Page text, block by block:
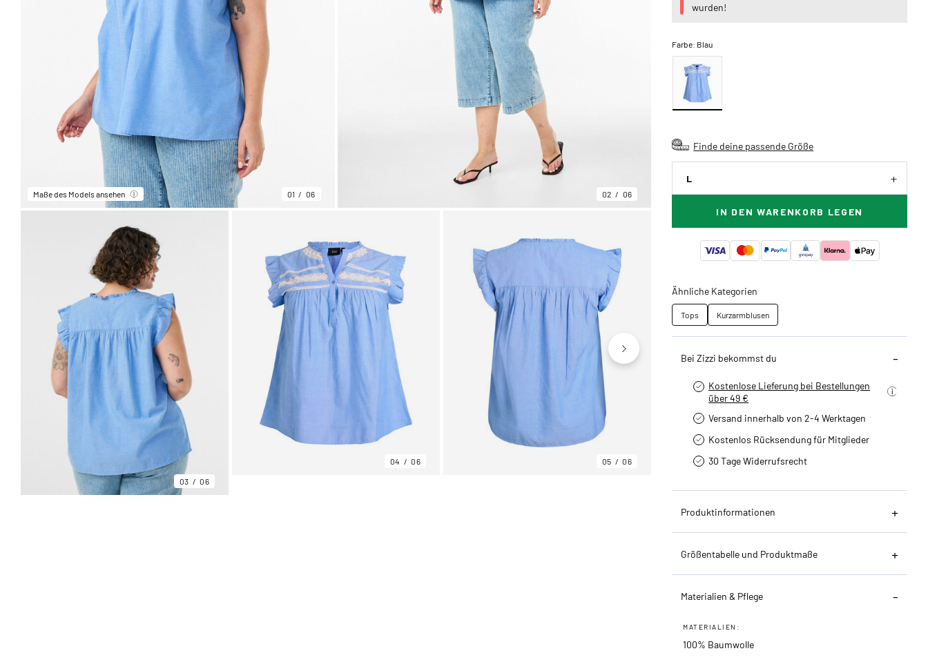
Maße des Models ansehen 01 06 02 06
03 06
04 06 05 06
wurden!
Farbe: Blau
Finde deine passende Größe
L
IN DEN WARENKORB LEGEN
Ähnliche Kategorien
Tops Kurzarmblusen
Bei Zizzi bekommst du
Kostenlose Lieferung bei Bestellungen
über 49 €
Versand innerhalb von 2-4 Werktagen
Kostenlos Rücksendung für Mitglieder
30 Tage Widerrufsrecht
Produktinformationen
Größentabelle und Produktmaße
Materialien & Pflege
MATERIALIEN:
100% Baumwolle